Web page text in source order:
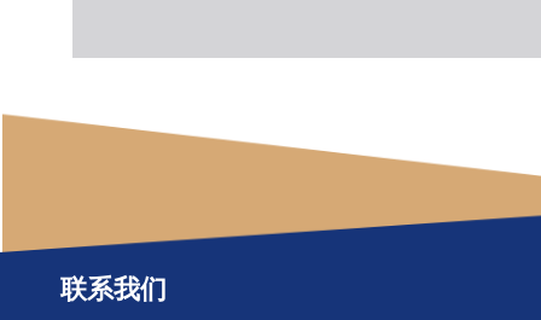
联系我们